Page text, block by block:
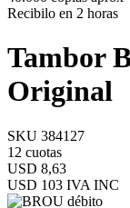
Recibilo en 2 horas
Tambor
Original
SKU 384127
12 cuotas
USD 8,63
USD 103 IVA INC